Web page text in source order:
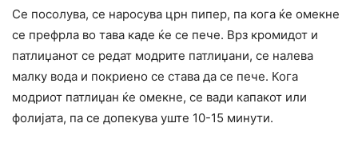
Се посолува, се наросува црн пипер, па кога ќе омекне
се префрла во тава каде ќе се пече. Врз кромидот и
патлиџанот се редат модрите патлиџани, се налева
малку вода и покриено се става да се пече. Кога
модриот патлиџан ќе омекне, се вади капакот или
фолијата, па се допекува уште 10-15 минути.